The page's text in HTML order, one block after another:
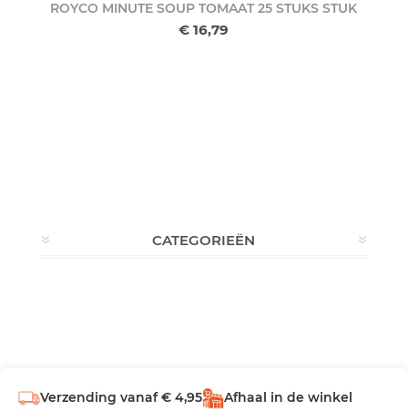
ROYCO MINUTE SOUP TOMAAT 25 STUKSSTUK
€ 16,79
CATEGORIEËN
Verzending vanaf € 4,95
Afhaal in de winkel